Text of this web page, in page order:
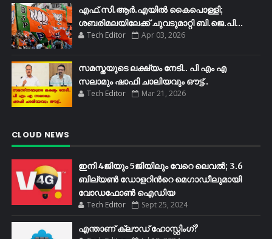
എഫ്​.സി.ആർ.എയിൽ കൈപൊള്ളി;
ശബരിമലയിലേക്ക്​ ചുവടുമാറ്റി ബി.ജെ.പി...
Tech Editor Apr 03, 2026
സമസ്തയുടെ ലക്ഷ്യം നേടി.. പി എം എ
സലാമും ഷാഫി ചാലിയവും ഔട്ട്..
Tech Editor Mar 21, 2026
CLOUD NEWS
ഇനി 4ജിയും 5ജിയിലും വേറെ ലെവൽ; 3.6
ബില്യണ്‍ ഡോളറിന്‍റെ മെഗാഡീലുമായി
വോഡഫോണ്‍ ഐഡിയ
Tech Editor Sept 25, 2024
എന്താണ് ക്ലൗഡ് ഹോസ്റ്റിംഗ്?